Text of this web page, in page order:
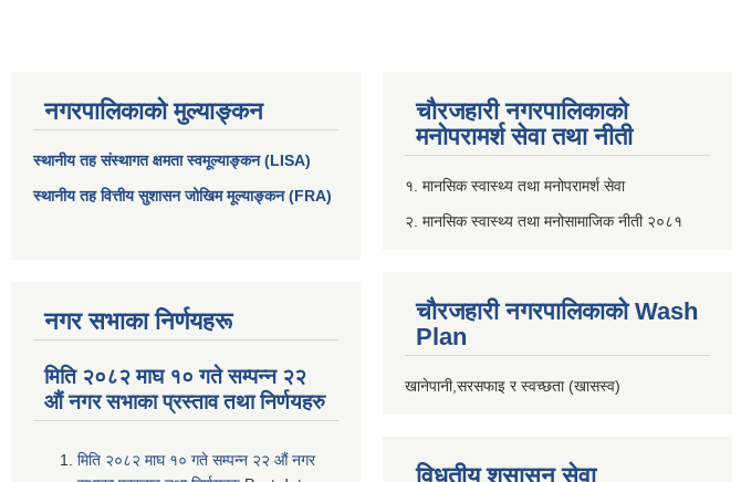
नगरपालिकाको मुल्याङ्कन
स्थानीय तह संस्थागत क्षमता स्वमूल्याङ्कन (LISA)
स्थानीय तह वित्तीय सुशासन जोखिम मूल्याङ्कन (FRA)
नगर सभाका निर्णयहरू
मिति २०८२ माघ १० गते सम्पन्न २२
औं नगर सभाका प्रस्ताव तथा निर्णयहरु
मिति २०८२ माघ १० गते सम्पन्न २२ औं नगर
चौरजहारी नगरपालिकाको
मनोपरामर्श सेवा तथा नीती
१. मानसिक स्वास्थ्य तथा मनोपरामर्श सेवा
२. मानसिक स्वास्थ्य तथा मनोसामाजिक नीती २०८१
चौरजहारी नगरपालिकाको Wash
Plan
खानेपानी,सरसफाइ र स्वच्छता (खासस्व)
विधुतीय शुसासन सेवा